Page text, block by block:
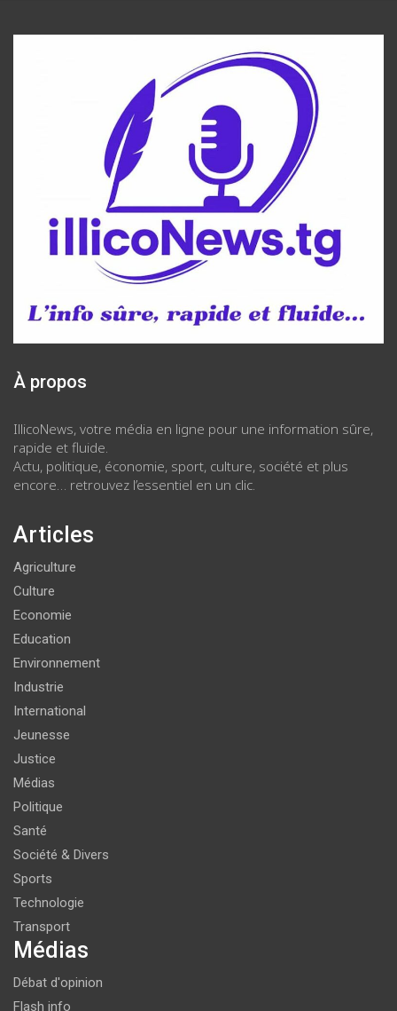
À propos
IllicoNews, votre média en ligne pour une information sûre,
rapide et fluide.
Actu, politique, économie, sport, culture, société et plus
encore… retrouvez l’essentiel en un clic.
Articles
Agriculture
Culture
Economie
Education
Environnement
Industrie
International
Jeunesse
Justice
Médias
Politique
Santé
Société & Divers
Sports
Technologie
Transport
Médias
Débat d'opinion
Flash info